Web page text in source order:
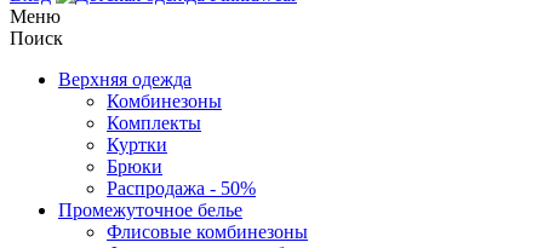
Меню
Поиск
Верхняя одежда
Комбинезоны
Комплекты
Куртки
Брюки
Распродажа - 50%
Промежуточное белье
Флисовые комбинезоны